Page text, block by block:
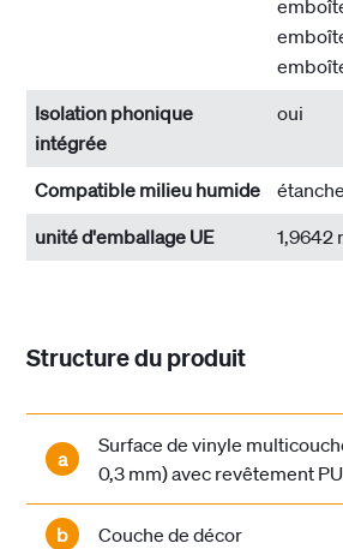
Isolation phonique
intégrée
oui
Compatible milieu humide
étanche
unité d'emballage UE
1,9642
Structure du produit
a
Surface de vinyle
0,3 mm) avec revêtement
b Couche de décor